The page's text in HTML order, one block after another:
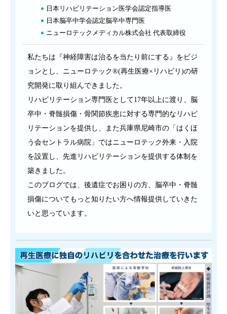
日本リハビリテーション医学会認定指導医
日本脳卒中学会認定脳卒中専門医
ニューロテックメディカル株式会社 代表取締役
私たちは『神経障害は治るを当たり前にする』をビジ
ョンとし、ニューロテック®(再生医療×リハビリ)の研
究開発に取り組んできました。
リハビリテーション専門医として17年以上に渡り、脳
卒中・脊髄損傷・骨関節疾患に対する専門的なリハビ
リテーションを提供し、また兵庫県尼崎市の「はくほ
う会セントラル病院」ではニューロテック外来・入院
を設置し、先進リハビリテーションを提供する体制を
築きました。
このブログでは、後遺症でお困りの方、脳卒中・脊髄
損傷についてもっと知りたい方へ情報提供していきた
いと思っています。